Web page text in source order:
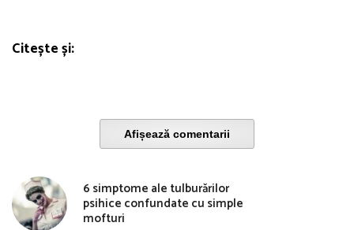
Citește și:
Afișează comentarii
6 simptome ale tulburărilor
psihice confundate cu simple
mofturi